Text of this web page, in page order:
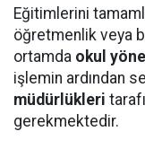
Eğitimlerini
öğretmenlik veya
ortamda okul
işlemin ardından
müdürlükleri
gerekmektedir.